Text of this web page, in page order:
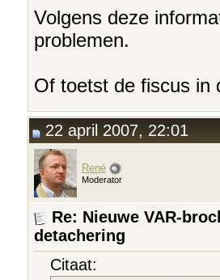
Volgens deze
problemen.
Of toetst de fiscus in
22 april 2007, 22:01
René
Moderator
Re: Nieuwe VAR-
detachering
Citaat: